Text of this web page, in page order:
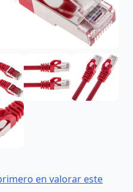
en valorar este